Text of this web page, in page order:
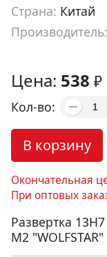
Страна: Китай
Производитель:
Цена: 538 ₽
Кол-во:
В корзину
Окончательная
При оптовых
Развертка
М2 "WOLFSTAR"